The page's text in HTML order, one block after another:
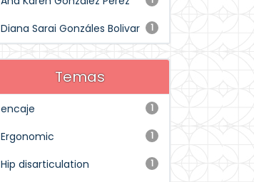
1
Diana Sarai Gonzáles Bolivar
Temas
1
encaje
1
Ergonomic
1
Hip disarticulation